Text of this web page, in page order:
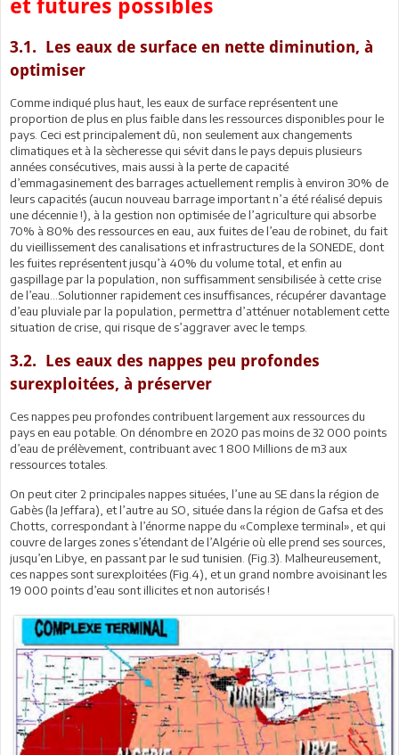
et futures possibles
3.1. Les eaux de surface en nette diminution, à
optimiser
Comme indiqué plus haut, les eaux de surface représentent une
proportion de plus en plus faible dans les ressources disponibles pour le
pays. Ceci est principalement dû, non seulement aux changements
climatiques et à la sècheresse qui sévit dans le pays depuis plusieurs
années consécutives, mais aussi à la perte de capacité
d’emmagasinement des barrages actuellement remplis à environ 30% de
leurs capacités (aucun nouveau barrage important n’a été réalisé depuis
une décennie !), à la gestion non optimisée de l’agriculture qui absorbe
70% à 80% des ressources en eau, aux fuites de l’eau de robinet, du fait
du vieillissement des canalisations et infrastructures de la SONEDE, dont
les fuites représentent jusqu’à 40% du volume total, et enfin au
gaspillage par la population, non suffisamment sensibilisée à cette crise
de l’eau…Solutionner rapidement ces insuffisances, récupérer davantage
d’eau pluviale par la population, permettra d’atténuer notablement cette
situation de crise, qui risque de s’aggraver avec le temps.
3.2. Les eaux des nappes peu profondes
surexploitées, à préserver
Ces nappes peu profondes contribuent largement aux ressources du
pays en eau potable. On dénombre en 2020 pas moins de 32 000 points
d’eau de prélèvement, contribuant avec 1 800 Millions de m3 aux
ressources totales.
On peut citer 2 principales nappes situées, l’une au SE dans la région de
Gabès (la Jeffara), et l’autre au SO, située dans la région de Gafsa et des
Chotts, correspondant à l’énorme nappe du «Complexe terminal», et qui
couvre de larges zones s’étendant de l’Algérie où elle prend ses sources,
jusqu’en Libye, en passant par le sud tunisien. (Fig.3). Malheureusement,
ces nappes sont surexploitées (Fig.4), et un grand nombre avoisinant les
19 000 points d’eau sont illicites et non autorisés !